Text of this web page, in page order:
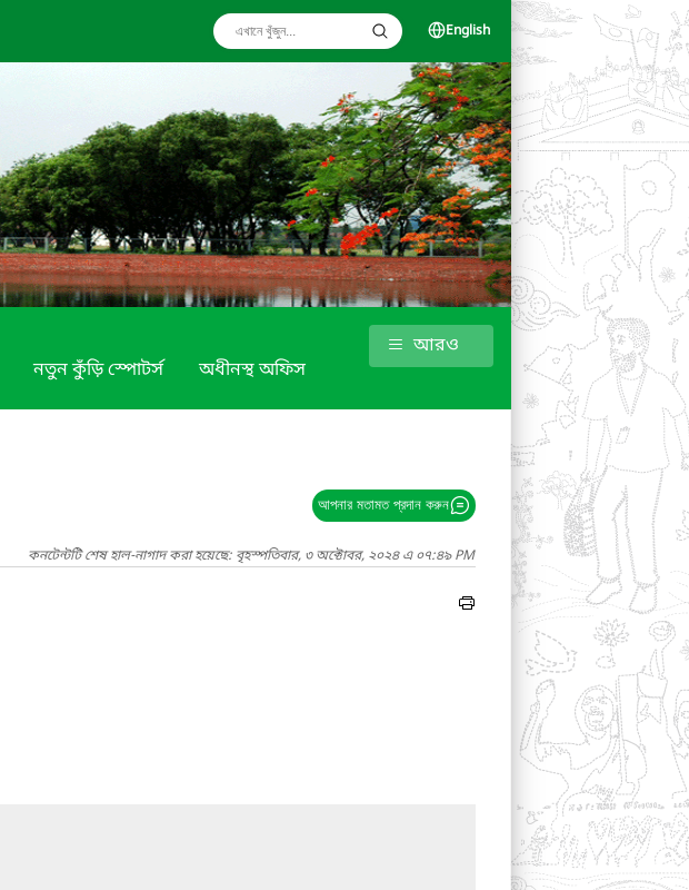
English
নতুন কুঁড়ি স্পোটর্স অধীনস্থ অফিস
আরও
আপনার মতামত প্রদান করুন
কনটেন্টটি শেষ হাল-নাগাদ করা হয়েছে: বৃহস্পতিবার, ৩ অক্টোবর, ২০২৪ এ ০৭:৪৯ PM